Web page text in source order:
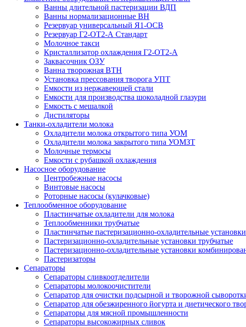
Ванны длительной пастеризации ВДП
Ванны нормализационные ВН
Резервуар универсальный Я1-ОСВ
Резервуар Г2-ОТ2-А Стандарт
Молочное такси
Кристаллизатор охлаждения Г2-ОТ2-А
Заквасочник ОЗУ
Ванна творожная ВТН
Установка прессования творога УПТ
Емкости из нержавеющей стали
Емкости для производства шоколадной глазури
Емкость с мешалкой
Дистиляторы
Танки-охладители молока
Охладители молока открытого типа УОМ
Охладители молока закрытого типа УОМЗТ
Молочные термосы
Емкости с рубашкой охлаждения
Насосное оборудование
Центробежные насосы
Винтовые насосы
Роторные насосы (кулачковые)
Теплообменное оборудование
Пластинчатые охладители для молока
Теплообменники трубчатые
Пластинчатые пастеризационно-охладительные установки
Пастеризационно-охладительные установки трубчатые
Пастеризационно-охладительные установки
Пастеризаторы
Сепараторы
Сепараторы сливкоотделители
Сепараторы молокоочистители
Сепаратор для очистки подсырной и творожной
Сепаратор для обезжиренного йогурта и диетического
Сепараторы для мясной промышленности
Сепараторы высокожирных сливок